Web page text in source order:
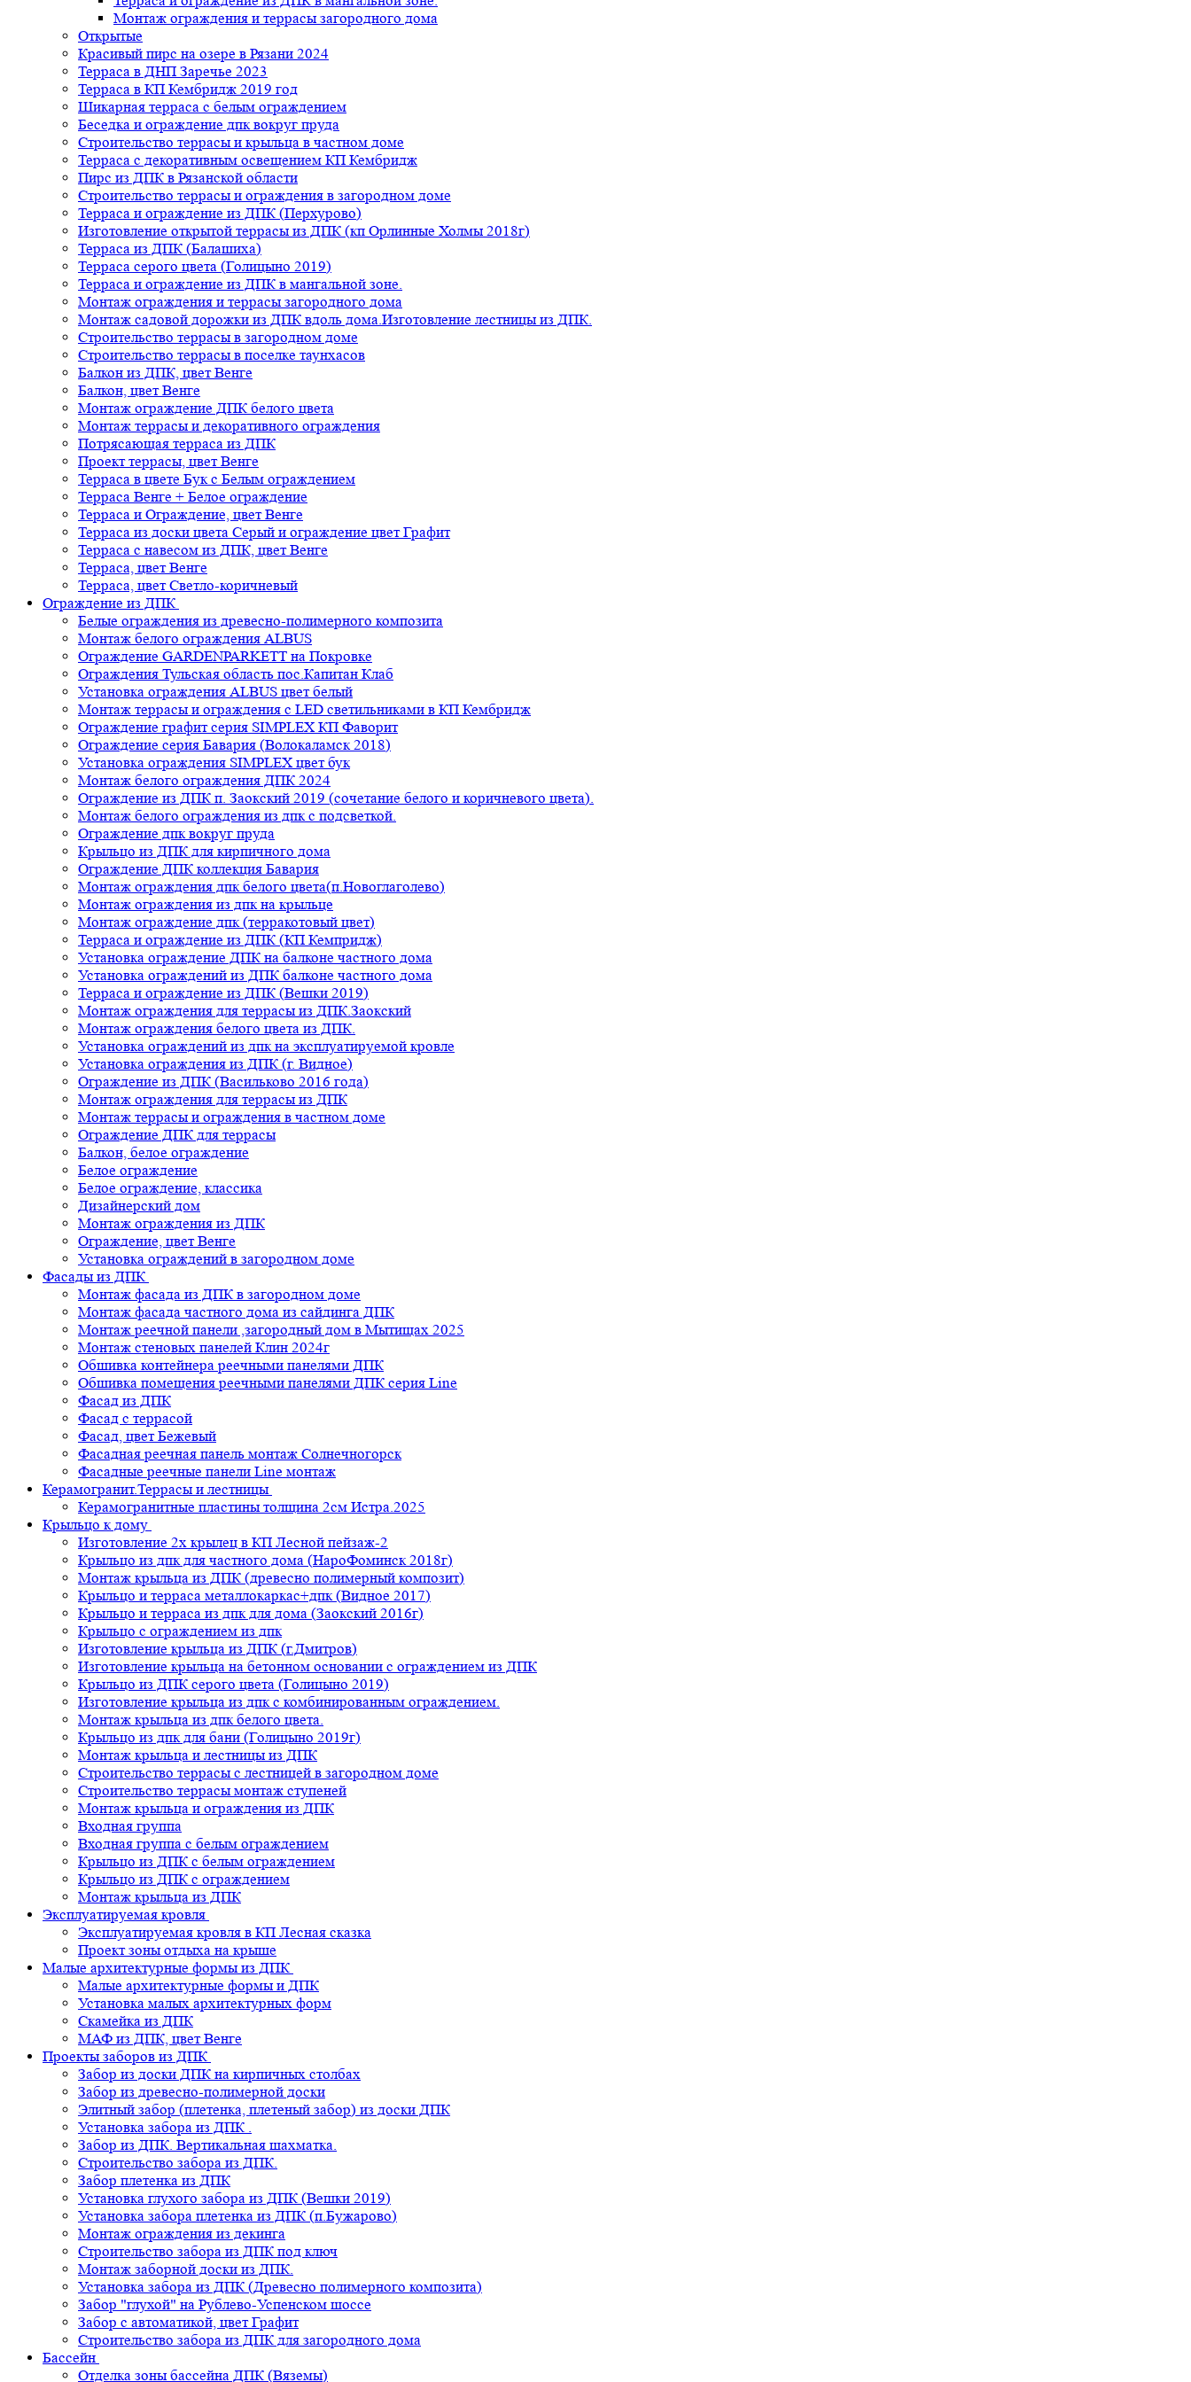
Монтаж ограждения и террасы загородного дома
Открытые
Красивый пирс на озере в Рязани 2024
Терраса в ДНП Заречье 2023
Терраса в КП Кембридж 2019 год
Шикарная терраса с белым ограждением
Беседка и ограждение дпк вокруг пруда
Строительство террасы и крыльца в частном доме
Терраса с декоративным освещением КП Кембридж
Пирс из ДПК в Рязанской области
Строительство террасы и ограждения в загородном доме
Терраса и ограждение из ДПК (Перхурово)
Изготовление открытой террасы из ДПК (кп Орлинные Холмы 2018г)
Терраса из ДПК (Балашиха)
Терраса серого цвета (Голицыно 2019)
Терраса и ограждение из ДПК в мангальной зоне.
Монтаж ограждения и террасы загородного дома
Монтаж садовой дорожки из ДПК вдоль дома.Изготовление лестницы из ДПК.
Строительство террасы в загородном доме
Строительство террасы в поселке таунхасов
Балкон из ДПК, цвет Венге
Балкон, цвет Венге
Монтаж ограждение ДПК белого цвета
Монтаж террасы и декоративного ограждения
Потрясающая терраса из ДПК
Проект террасы, цвет Венге
Терраса в цвете Бук с Белым ограждением
Терраса Венге + Белое ограждение
Терраса и Ограждение, цвет Венге
Терраса из доски цвета Серый и ограждение цвет Графит
Терраса с навесом из ДПК, цвет Венге
Терраса, цвет Венге
Терраса, цвет Светло-коричневый
Ограждение из ДПК
Белые ограждения из древесно-полимерного композита
Монтаж белого ограждения ALBUS
Ограждение GARDENPARKETT на Покровке
Ограждения Тульская область пос.Капитан Клаб
Установка ограждения ALBUS цвет белый
Монтаж террасы и ограждения с LED светильниками в КП Кембридж
Ограждение графит серия SIMPLEX КП Фаворит
Ограждение серия Бавария (Волокаламск 2018)
Установка ограждения SIMPLEX цвет бук
Монтаж белого ограждения ДПК 2024
Ограждение из ДПК п. Заокский 2019 (сочетание белого и коричневого цвета).
Монтаж белого ограждения из дпк с подсветкой.
Ограждение дпк вокруг пруда
Крыльцо из ДПК для кирпичного дома
Ограждение ДПК коллекция Бавария
Монтаж ограждения дпк белого цвета(п.Новоглаголево)
Монтаж ограждения из дпк на крыльце
Монтаж ограждение дпк (терракотовый цвет)
Терраса и ограждение из ДПК (КП Кемпридж)
Установка ограждение ДПК на балконе частного дома
Установка ограждений из ДПК балконе частного дома
Терраса и ограждение из ДПК (Вешки 2019)
Монтаж ограждения для террасы из ДПК.Заокский
Монтаж ограждения белого цвета из ДПК.
Установка ограждений из дпк на эксплуатируемой кровле
Установка ограждения из ДПК (г. Видное)
Ограждение из ДПК (Васильково 2016 года)
Монтаж ограждения для террасы из ДПК
Монтаж террасы и ограждения в частном доме
Ограждение ДПК для террасы
Балкон, белое ограждение
Белое ограждение
Белое ограждение, классика
Дизайнерский дом
Монтаж ограждения из ДПК
Ограждение, цвет Венге
Установка ограждений в загородном доме
Фасады из ДПК
Монтаж фасада из ДПК в загородном доме
Монтаж фасада частного дома из сайдинга ДПК
Монтаж реечной панели ,загородный дом в Мытищах 2025
Монтаж стеновых панелей Клин 2024г
Обшивка контейнера реечными панелями ДПК
Обшивка помещения реечными панелями ДПК серия Line
Фасад из ДПК
Фасад с террасой
Фасад, цвет Бежевый
Фасадная реечная панель монтаж Солнечногорск
Фасадные реечные панели Line монтаж
Керамогранит.Террасы и лестницы
Керамогранитные пластины толщина 2см Истра.2025
Крыльцо к дому
Изготовление 2х крылец в КП Лесной пейзаж-2
Крыльцо из дпк для частного дома (НароФоминск 2018г)
Монтаж крыльца из ДПК (древесно полимерный композит)
Крыльцо и терраса металлокаркас+дпк (Видное 2017)
Крыльцо и терраса из дпк для дома (Заокский 2016г)
Крыльцо с ограждением из дпк
Изготовление крыльца из ДПК (г.Дмитров)
Изготовление крыльца на бетонном основании с ограждением из ДПК
Крыльцо из ДПК серого цвета (Голицыно 2019)
Изготовление крыльца из дпк с комбинированным ограждением.
Монтаж крыльца из дпк белого цвета.
Крыльцо из дпк для бани (Голицыно 2019г)
Монтаж крыльца и лестницы из ДПК
Строительство террасы с лестницей в загородном доме
Строительство террасы монтаж ступеней
Монтаж крыльца и ограждения из ДПК
Входная группа
Входная группа с белым ограждением
Крыльцо из ДПК с белым ограждением
Крыльцо из ДПК с ограждением
Монтаж крыльца из ДПК
Эксплуатируемая кровля
Эксплуатируемая кровля в КП Лесная сказка
Проект зоны отдыха на крыше
Малые архитектурные формы из ДПК
Малые архитектурные формы и ДПК
Установка малых архитектурных форм
Скамейка из ДПК
МАФ из ДПК, цвет Венге
Проекты заборов из ДПК
Забор из доски ДПК на кирпичных столбах
Забор из древесно-полимерной доски
Элитный забор (плетенка, плетеный забор) из доски ДПК
Установка забора из ДПК .
Забор из ДПК. Вертикальная шахматка.
Строительство забора из ДПК.
Забор плетенка из ДПК
Установка глухого забора из ДПК (Вешки 2019)
Установка забора плетенка из ДПК (п.Бужарово)
Монтаж ограждения из декинга
Строительство забора из ДПК под ключ
Монтаж заборной доски из ДПК.
Установка забора из ДПК (Древесно полимерного композита)
Забор "глухой" на Рублево-Успенском шоссе
Забор с автоматикой, цвет Графит
Строительство забора из ДПК для загородного дома
Бассейн
Отделка зоны бассейна ДПК (Вяземы)